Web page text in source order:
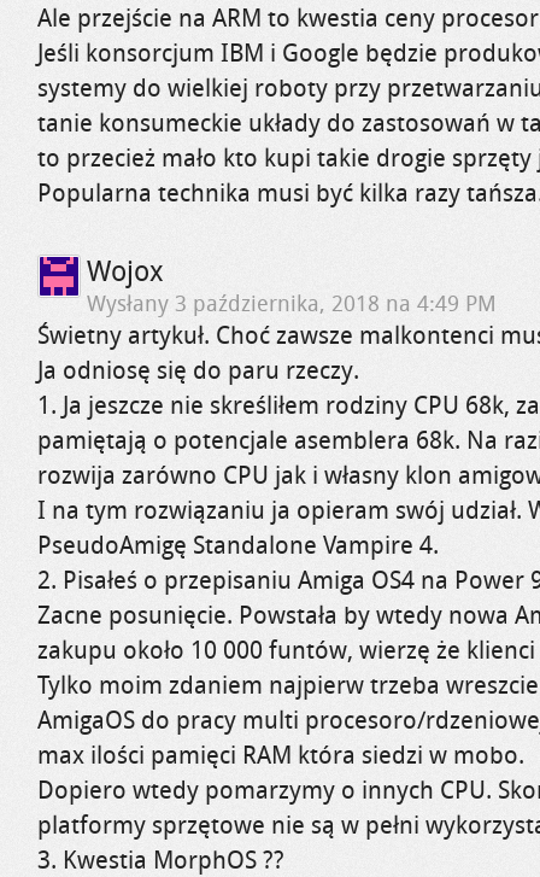
Ale przejście na ARM to kwestia ceny
Jeśli konsorcjum IBM i Google będzie
systemy do wielkiej roboty przy
tanie konsumeckie układy do zastosowań w
to przecież mało kto kupi takie drogie sprzęty
Popularna technika musi być kilka razy
Wojox
Wysłany 3 października, 2018 na 4:49 PM
Świetny artykuł. Choć zawsze malkontenci
Ja odniosę się do paru rzeczy.
1. Ja jeszcze nie skreśliłem rodziny CPU 68k,
pamiętają o potencjale asemblera 68k. Na
rozwija zarówno CPU jak i własny klon
I na tym rozwiązaniu ja opieram swój udział.
PseudoAmigę Standalone Vampire 4.
2. Pisałeś o przepisaniu Amiga OS4 na
Zacne posunięcie. Powstała by wtedy nowa
zakupu około 10 000 funtów, wierzę że
Tylko moim zdaniem najpierw trzeba
AmigaOS do pracy multi procesoro/
max ilości pamięci RAM która siedzi w mobo.
Dopiero wtedy pomarzymy o innych CPU.
platformy sprzętowe nie są w pełni
3. Kwestia MorphOS ??